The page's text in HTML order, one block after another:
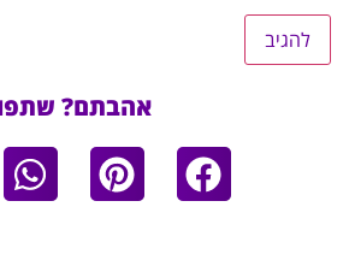
אהבתם? שתפו